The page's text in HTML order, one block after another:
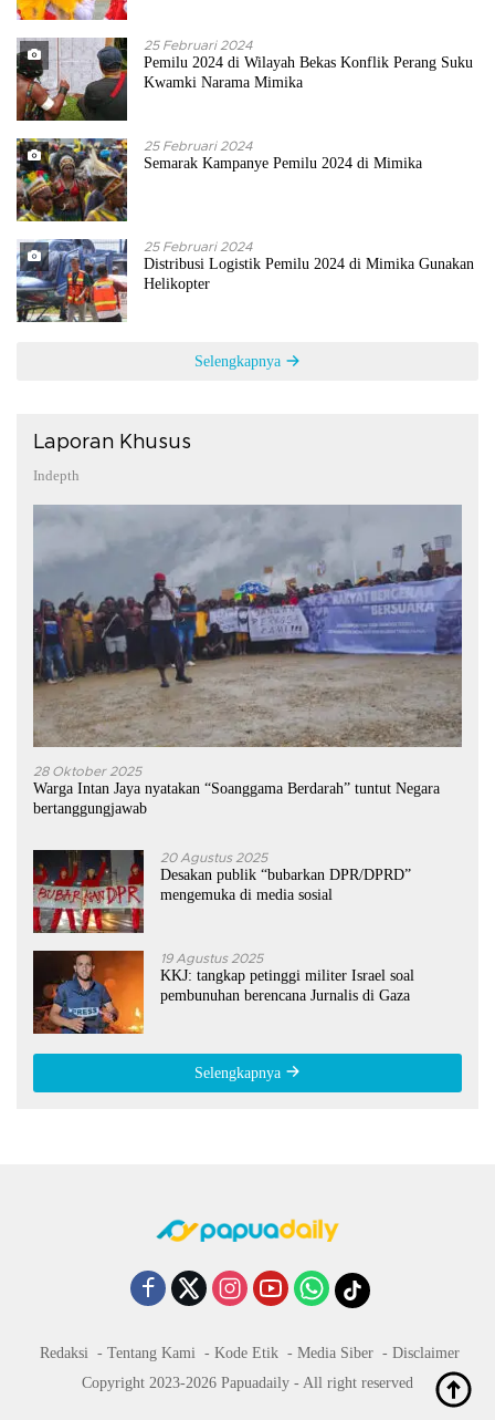
25 Februari 2024
Pemilu 2024 di Wilayah Bekas Konflik Perang Suku
Kwamki Narama Mimika
25 Februari 2024
Semarak Kampanye Pemilu 2024 di Mimika
25 Februari 2024
Distribusi Logistik Pemilu 2024 di Mimika Gunakan
Helikopter
Selengkapnya
Laporan Khusus
Indepth
28 Oktober 2025
Warga Intan Jaya nyatakan “Soanggama Berdarah” tuntut Negara
bertanggungjawab
20 Agustus 2025
Desakan publik “bubarkan DPR/DPRD”
mengemuka di media sosial
19 Agustus 2025
KKJ: tangkap petinggi militer Israel soal
pembunuhan berencana Jurnalis di Gaza
Selengkapnya
Redaksi Tentang Kami Kode Etik Media Siber
Disclaimer
Copyright 2023-2026 Papuadaily - All right reserved